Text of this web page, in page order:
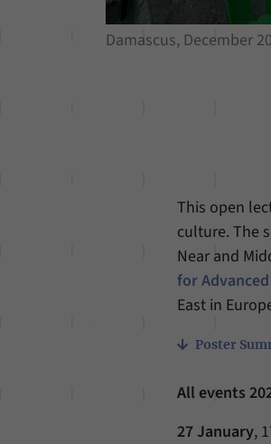
Damascus, December
This open
culture. The
Near and
for
East in
Poster
All events
27 January,